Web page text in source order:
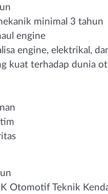
minimal 3 tahun
engine
engine, elektrikal,
kuat terhadap dunia
Otomotif Teknik